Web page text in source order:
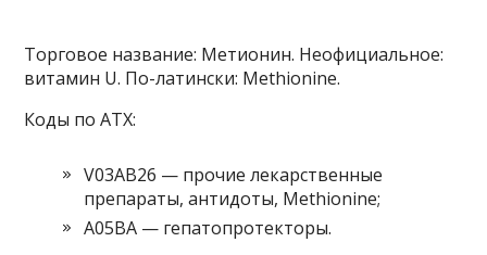
Торговое название: Метионин. Неофициальное:
витамин U. По-латински: Methionine.
Коды по АТХ:
V03AB26 — прочие лекарственные
препараты, антидоты, Methionine;
A05BA — гепатопротекторы.